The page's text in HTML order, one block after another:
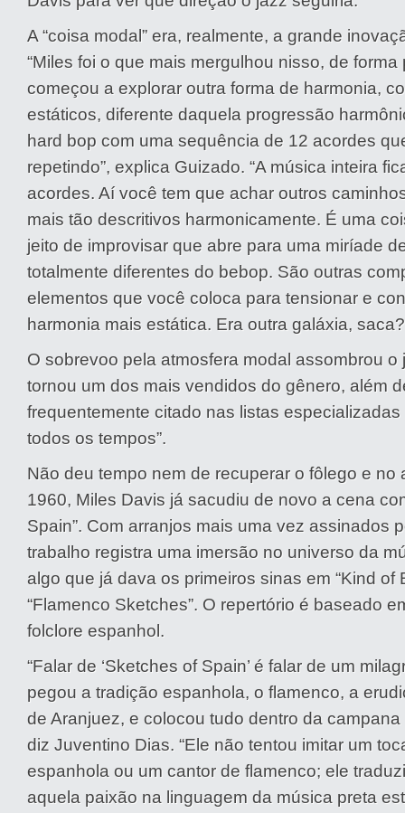
A “coisa modal” era, realmente, a grande
“Miles foi o que mais mergulhou nisso, de forma
começou a explorar outra forma de harmonia,
estáticos, diferente daquela progressão
hard bop com uma sequência de 12 acordes
repetindo”, explica Guizado. “A música inteira
acordes. Aí você tem que achar outros
mais tão descritivos harmonicamente. É uma
jeito de improvisar que abre para uma miríade
totalmente diferentes do bebop. São outras
elementos que você coloca para tensionar e
harmonia mais estática. Era outra galáxia,
O sobrevoo pela atmosfera modal assombrou o
tornou um dos mais vendidos do gênero, além
frequentemente citado nas listas especializadas
todos os tempos”.
Não deu tempo nem de recuperar o fôlego e no
1960, Miles Davis já sacudiu de novo a cena
Spain”. Com arranjos mais uma vez assinados
trabalho registra uma imersão no universo da
algo que já dava os primeiros sinas em “Kind of
“Flamenco Sketches”. O repertório é baseado
folclore espanhol.
“Falar de ‘Sketches of Spain’ é falar de um
pegou a tradição espanhola, o flamenco, a
de Aranjuez, e colocou tudo dentro da campana
diz Juventino Dias. “Ele não tentou imitar um
espanhola ou um cantor de flamenco; ele
aquela paixão na linguagem da música preta